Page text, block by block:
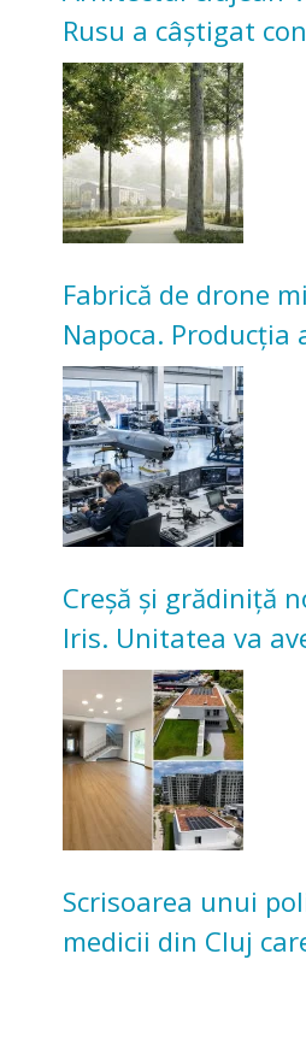
Rusu a câștigat
transformarea
Universitarilor
Fabrică de drone
Napoca. Producția
înceapă în toamna
Creșă și grădiniță
Iris. Unitatea va
pentru copii
Scrisoarea unui
medicii din Cluj